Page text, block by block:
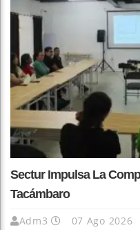
Sectur Impulsa La
Tacámbaro
Adm3 07 Ago 2026